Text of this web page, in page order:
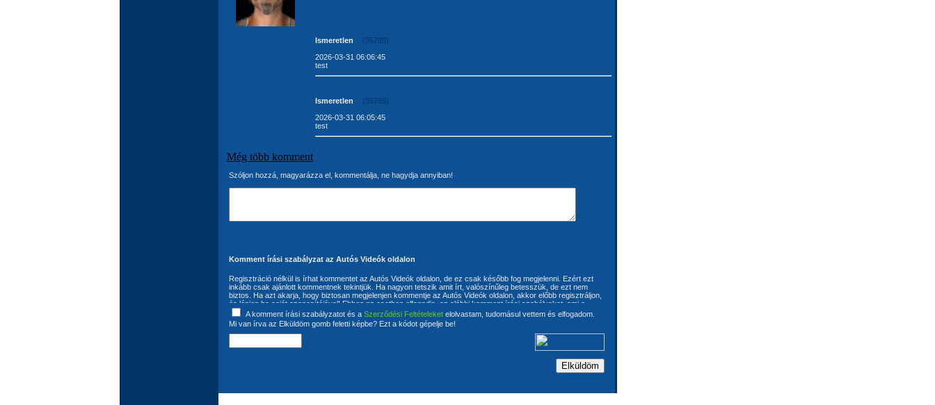
Ismeretlen
(35789)
2026-03-31 06:06:45
test
Ismeretlen
(35765)
2026-03-31 06:05:45
test
Még több komment
Szóljon hozzá, magyarázza el, kommentálja, ne hagydja annyiban!
Komment írási szabályzat az Autós Videók oldalon
Regisztráció nélkül is írhat kommentet az Autós Videók oldalon, de ez csak később fog megjelenni. Ezért ezt
inkább csak ajánlott kommentnek tekintjük. Ha nagyon tetszik amit írt, valószínűleg betesszük, de ezt nem
biztos. Ha azt akarja, hogy biztosan megjelenjen kommentje az Autós Videók oldalon, akkor előbb regisztráljon,
és lépjen be saját azonosítójával! Ebben az esetben elfogadja, az alábbi komment írási szabályokat, ami a
következő: A komment írója kijelenti, hogy kommentjébe nem használ megbotránkoztató kijelentéseket. A
felhasználó szavatol azért, hogy az általa írt kommentek harmadik személynek a szerzői és szomszédos
jogok jogvédelem alá eső jogait nem sértik, továbbá szavatol azért is, hogy az általa írt kommentek
felhasználási jogokkal rendelkezik. A szerzői és szomszédos jogok megsértéséből eredő valamennyi
kötelezettség kizárólag a komment íróját terhelik. A komment írója kijelenti, hogy ismeri és magára nézve
kötelezőnek tartja az Autós Videók oldalon található Általános szerződési feltételeket. Az üzemeltetőnek joga
van a bejegyzések módosítására és törlésére is. Ehhez a komment írójának előzetes hozzájárulása nem
szükséges. A komment írója hozzájárul ahhoz, hogy az általa írt kommentek tartalmát az oldal üzemeltetője
megváltoztatására, illetve teljes törlésére.
A komment írási szabályzatot és a Szerződési Feltételeket elolvastam, tudomásul vettem és elfogadom.
Mi van írva az Elküldöm gomb feletti képbe? Ezt a kódot gépelje be!